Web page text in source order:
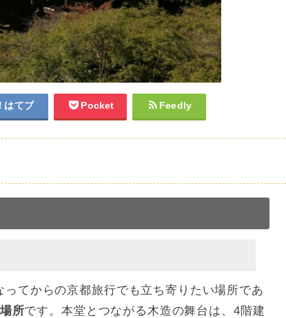
はてブ Pocket Feedly
てからの京都旅行でも立ち寄りたい場所であ
所です。本堂とつながる木造の舞台は、4階建